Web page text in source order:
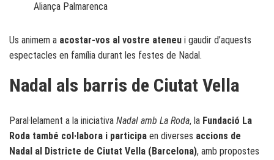
Aliança Palmarenca
Us animem a acostar-vos al vostre ateneu i gaudir d’aquests
espectacles en família durant les festes de Nadal.
Nadal als barris de Ciutat Vella
Paral·lelament a la iniciativa Nadal amb La Roda, la Fundació La
Roda també col·labora i participa en diverses accions de
Nadal al Districte de Ciutat Vella (Barcelona), amb propostes